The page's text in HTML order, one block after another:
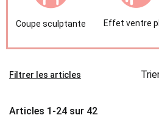
Coupe sculptante Effet ventre
Articles 1 -24 sur 42
Filtrer les articles